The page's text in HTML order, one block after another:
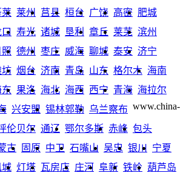
莱 莱州 莒县 桓台 广饶 高密 肥城
寿光 诸城 垦利 章丘 莱芜 滨州
照 德州 枣庄 威海 聊城 泰安 济宁
坊 烟台 济南 青岛 山东 格尔木 海南
东 果洛 海北 海西 西宁 青海 海拉尔
兴安盟 锡林郭勒 乌兰察布
伦贝尔 通辽 鄂尔多斯 赤峰 包头
古 固原 中卫 石嘴山 吴忠 银川
宁夏
城 灯塔 瓦房店 庄河 阜新 铁岭 葫芦岛
www.china-